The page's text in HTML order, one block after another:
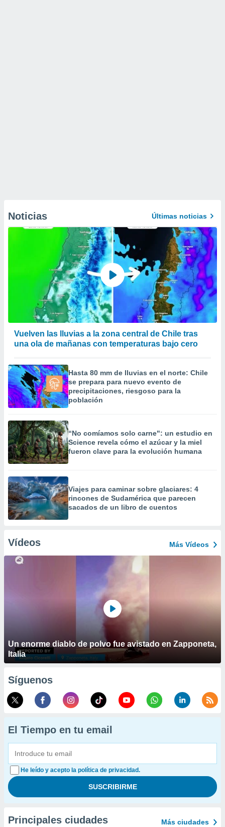
Noticias Últimas noticias
Vuelven las lluvias a la zona central de Chile tras
una ola de mañanas con temperaturas bajo cero
Hasta 80 mm de lluvias en el norte: Chile
se prepara para nuevo evento de
precipitaciones, riesgoso para la
población
“No comíamos solo carne": un estudio en
Science revela cómo el azúcar y la miel
fueron clave para la evolución humana
Viajes para caminar sobre glaciares: 4
rincones de Sudamérica que parecen
sacados de un libro de cuentos
Vídeos Más Vídeos
Un enorme diablo de polvo fue avistado en Zapponeta,
Italia
Síguenos
El Tiempo en tu email
He leído y acepto la política de privacidad.
Principales ciudades Más ciudades